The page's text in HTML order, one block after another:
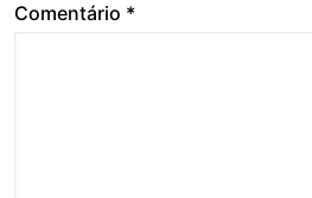
Comentário *